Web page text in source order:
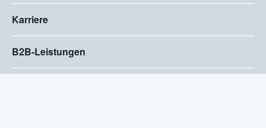
Karriere
B2B-Leistungen